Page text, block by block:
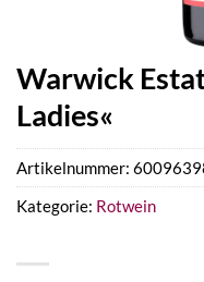
Warwick
Ladies«
Artikelnummer:
Kategorie: Rotwein